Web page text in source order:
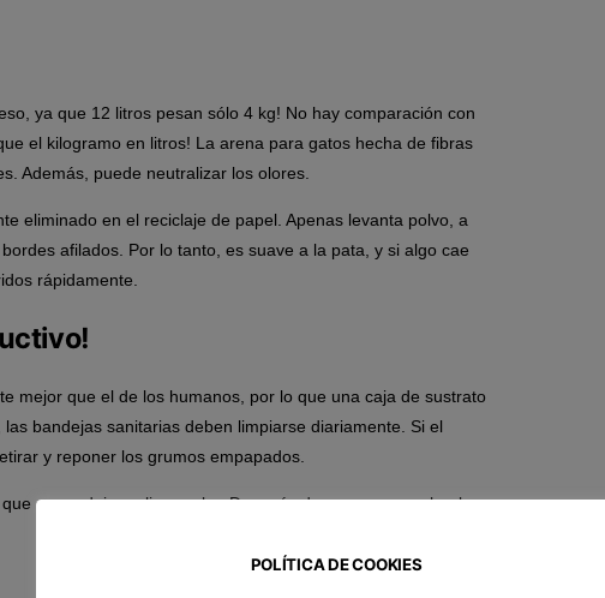
ya que 12 litros pesan sólo 4 kg! No hay comparación con
el kilogramo en litros! La arena para gatos hecha de fibras
Además, puede neutralizar los olores.
eliminado en el reciclaje de papel. Apenas levanta polvo, a
afilados. Por lo tanto, es suave a la pata, y si algo cae
rápidamente.
mejor que el de los humanos, por lo que una caja de sustrato
bandejas sanitarias deben limpiarse diariamente. Si el
y reponer los grumos empapados.
se produjo un ligero olor. Después de una semana, huele
POLÍTICA DE COOKIES